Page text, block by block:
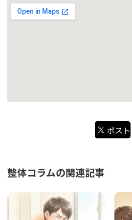
ポスト
整体コラムの関連記事